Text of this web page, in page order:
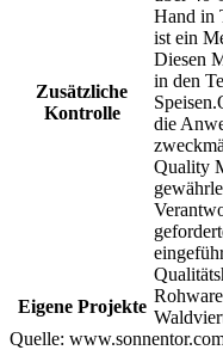
Zusätzliche
Kontrolle
Hand in
ist ein
Diesen
in den
die
Quality
Eigene Projekte
Quelle: